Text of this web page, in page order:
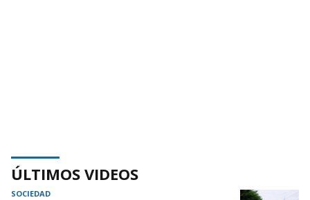
ÚLTIMOS VIDEOS
SOCIEDAD